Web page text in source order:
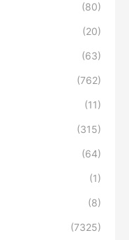
(80)
(20)
(63)
(762)
(11)
(315)
(64)
(1)
(8)
(7325)